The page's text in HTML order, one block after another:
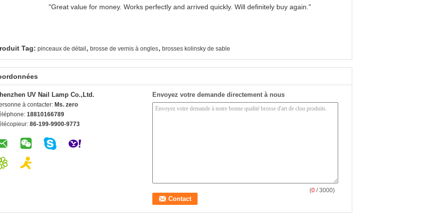
"Great value for money. Works perfectly and arrived quickly. Will definitely buy again."
Tag: pinceaux de détail , brosse de vernis à ongles, brosses kolinsky de sable
UV Nail Lamp Co.,Ltd.
à contacter: Ms. zero
18810166789
86-199-9900-9773
Envoyez votre demande directement à nous
(0 / 3000)